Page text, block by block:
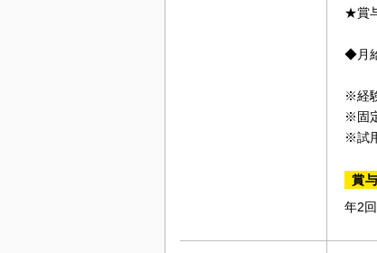
★賞
◆月
※経
※固
※試
賞
年2